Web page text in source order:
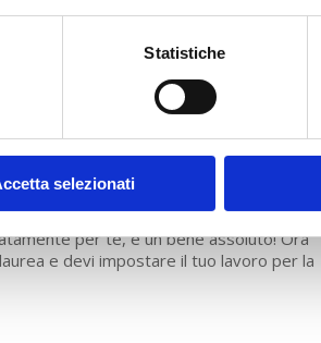
Statistiche
selezionati
LA RICERCA DEL
TUA TESI
specialmente per chi deve
la tesi di laurea. Innovazione
hanno stravolto le tipologie
per te, è un bene assoluto! Ora
e devi impostare il tuo lavoro per la